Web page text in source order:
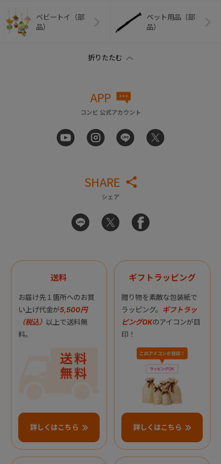
ベビートイ（部
品）
ペット用品（部
品）
APP
コンビ 公式アカウント
SHARE
シェア
送料
お届け先１箇所へのお買
い上げ代金が5,500円
（税込） 以上で送料無
料。
詳しくはこちら
ギフトラッピング
贈り物を素敵な包装紙で
ラッピング。 ギフトラッ
ピングOKのアイコンが目
印！
詳しくはこちら